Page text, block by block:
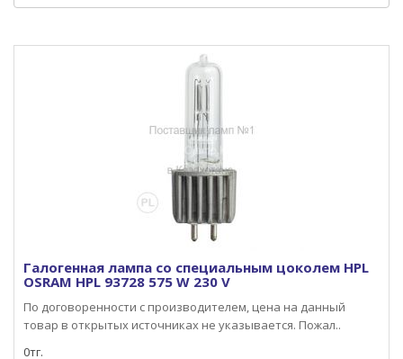
Галогенная лампа со специальным цоколем HPL
OSRAM HPL 93728 575 W 230 V
По договоренности с производителем, цена на данный
товар в открытых источниках не указывается. Пожал..
0тг.